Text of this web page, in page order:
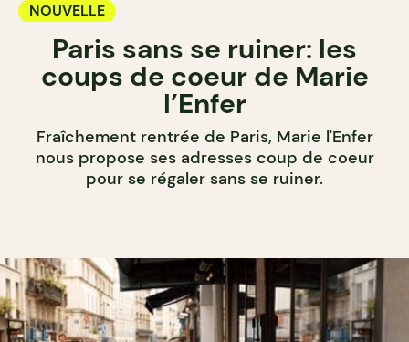
NOUVELLE
Paris sans se ruiner: les
coups de coeur de Marie
l’Enfer
Fraîchement rentrée de Paris, Marie l'Enfer
nous propose ses adresses coup de coeur
pour se régaler sans se ruiner.